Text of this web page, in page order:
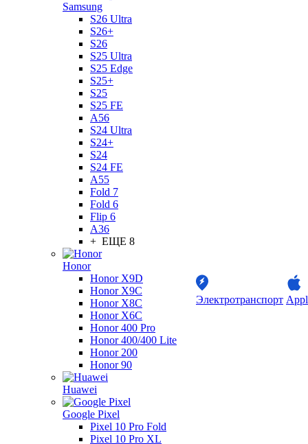
Samsung
S26 Ultra
S26+
S26
S25 Ultra
S25 Edge
S25+
S25
S25 FE
A56
S24 Ultra
S24+
S24
S24 FE
A55
Fold 7
Fold 6
Flip 6
A36
+ ЕЩЕ 8
Honor
Honor X9D
Honor X9C
Honor X8C
Honor X6C
Honor 400 Pro
Honor 400/400 Lite
Honor 200
Honor 90
Huawei
Google Pixel
Pixel 10 Pro Fold
Pixel 10 Pro XL
Электротранспорт